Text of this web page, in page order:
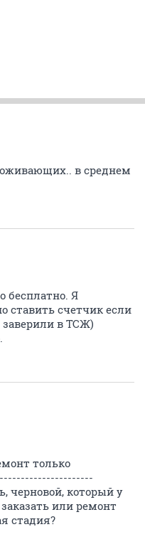
в среднем
бесплатно. Я
ставить счетчик если
заверили в ТСЖ)
только
черновой, который у
или ремонт
стадия?